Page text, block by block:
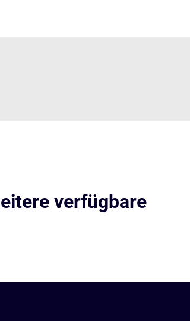
verfügbare